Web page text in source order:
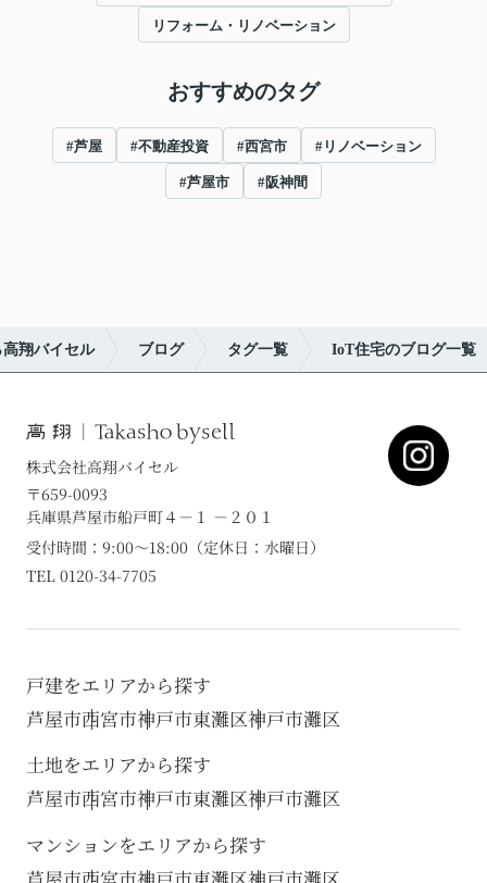
リフォーム・リノベーション
おすすめのタグ
#芦屋 #不動産投資 #西宮市 #リノベーション
#芦屋市 #阪神間
翔バイセル ブログ タグ一覧 IoT住宅のブログ一覧
株式会社高翔バイセル
〒659-0093
兵庫県芦屋市船戸町４－１ －２０１
受付時間：9:00～18:00（定休日：水曜日）
TEL 0120-34-7705
戸建をエリアから探す
芦屋市西宮市神戸市東灘区神戸市灘区
土地をエリアから探す
芦屋市西宮市神戸市東灘区神戸市灘区
マンションをエリアから探す